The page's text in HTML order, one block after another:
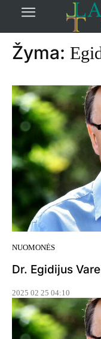
žymos
Žyma:
NUOMONĖS
Dr. Egidijus
2025 02 25 04:10